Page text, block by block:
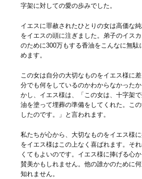
字架に対しての愛の歩みでした。
イエスに罪赦されたひとりの女は高価な
をイエスの頭に注ぎました。弟子のイス
のために300万もする香油をこんなに無駄
めます。
この女は自分の大切なものをイエス様に
分でも何をしているのかわからなかった
かし、イエス様は、「この女は、十字架で
油を塗って埋葬の準備をしてくれた。こ
したのです。」と言われます。
私たちが心から、大切なものをイエス様
をイエス様はこの上なく喜ばれます。そ
くてもよいのです。イエス様に捧げる心
賛美かもしれません。他の誰かのために
知れません。